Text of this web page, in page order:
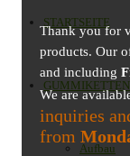
STARTSEITE
Aufbau
Thank you for
products. Our
and including
We are
inquiries
from